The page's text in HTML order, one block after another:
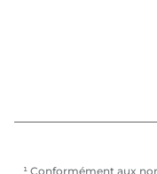
¹ Conformément aux